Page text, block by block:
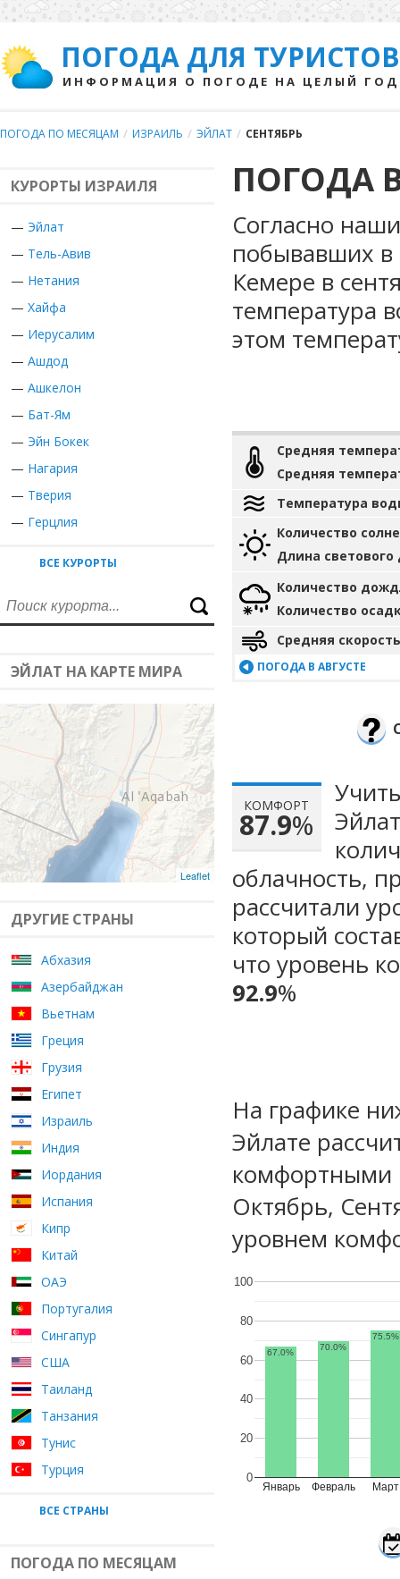
ПОГОДА ДЛЯ ТУРИСТОВ
ИНФОРМАЦИЯ О ПОГОДЕ НА ЦЕЛЫЙ ГОД
ПОГОДА ПО МЕСЯЦАМ / ИЗРАИЛЬ / ЭЙЛАТ / СЕНТЯБРЬ
КУРОРТЫ ИЗРАИЛЯ
— Эйлат
— Тель-Авив
— Нетания
— Хайфа
— Иерусалим
— Ашдод
— Ашкелон
— Бат-Ям
— Эйн Бокек
— Нагария
— Тверия
— Герцлия
ВСЕ КУРОРТЫ
ЭЙЛАТ НА КАРТЕ МИРА
Leaflet
ДРУГИЕ СТРАНЫ
Абхазия
Азербайджан
Вьетнам
Греция
Грузия
Египет
Израиль
Индия
Иордания
Испания
Кипр
Китай
ОАЭ
Португалия
Сингапур
США
Таиланд
Танзания
Тунис
Турция
ВСЕ СТРАНЫ
ПОГОДА ПО МЕСЯЦАМ
ПОГОДА
Согласно
побывавших в
Кемере в
температура
этом
Средняя
Средняя
Температура
Количество
Длина светового
Количество
Количество
Средняя
ПОГОДА В АВГУСТЕ
КОМФОРТ
87.9%
облачность,
рассчитали
который
что уровень
92.9%
На графике
Эйлате
комфортными
Октябрь,
уровнем
Январь Февраль Март
0
20
40
60
80
100
67.0%
70.0%
75.5%